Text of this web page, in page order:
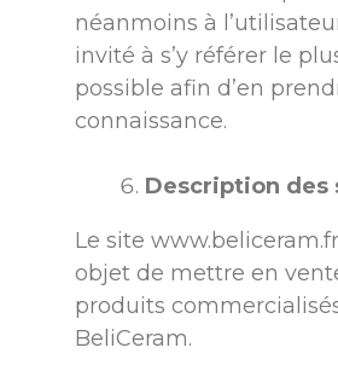
néanmoins à
invité à s’y référer le
possible afin d’en
connaissance.
Description des
Le site www.beliceram.fr
objet de mettre en
produits
BeliCeram.